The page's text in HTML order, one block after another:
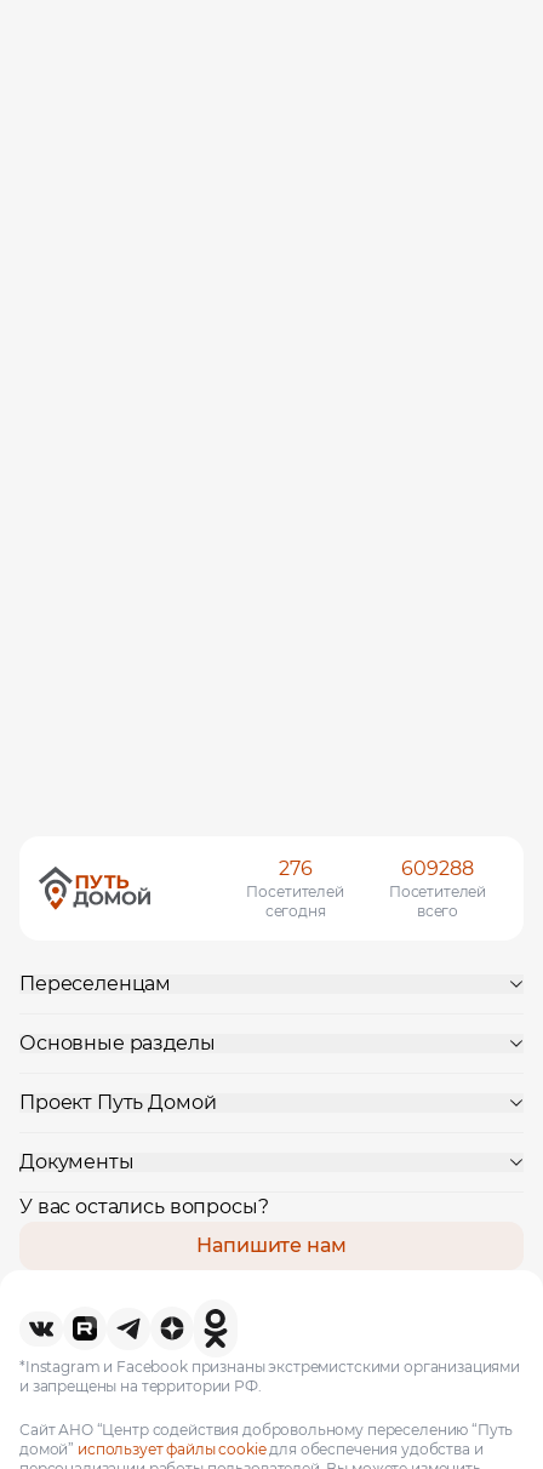
276
Посетителей
сегодня
609288
Посетителей
всего
Переселенцам
Основные разделы
Проект Путь Домой
Документы
У вас остались вопросы?
Напишите нам
*Instagram и Facebook признаны экстремистскими организациями
и запрещены на территории РФ.
Сайт АНО “Центр содействия добровольному переселению “Путь
домой” использует файлы cookieдля обеспечения удобства и